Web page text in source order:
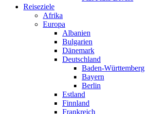
Reiseziele
Afrika
Europa
Albanien
Bulgarien
Dänemark
Deutschland
Baden-Württemberg
Bayern
Berlin
Estland
Finnland
Frankreich